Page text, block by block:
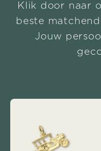
Klik door naar
beste
Jouw